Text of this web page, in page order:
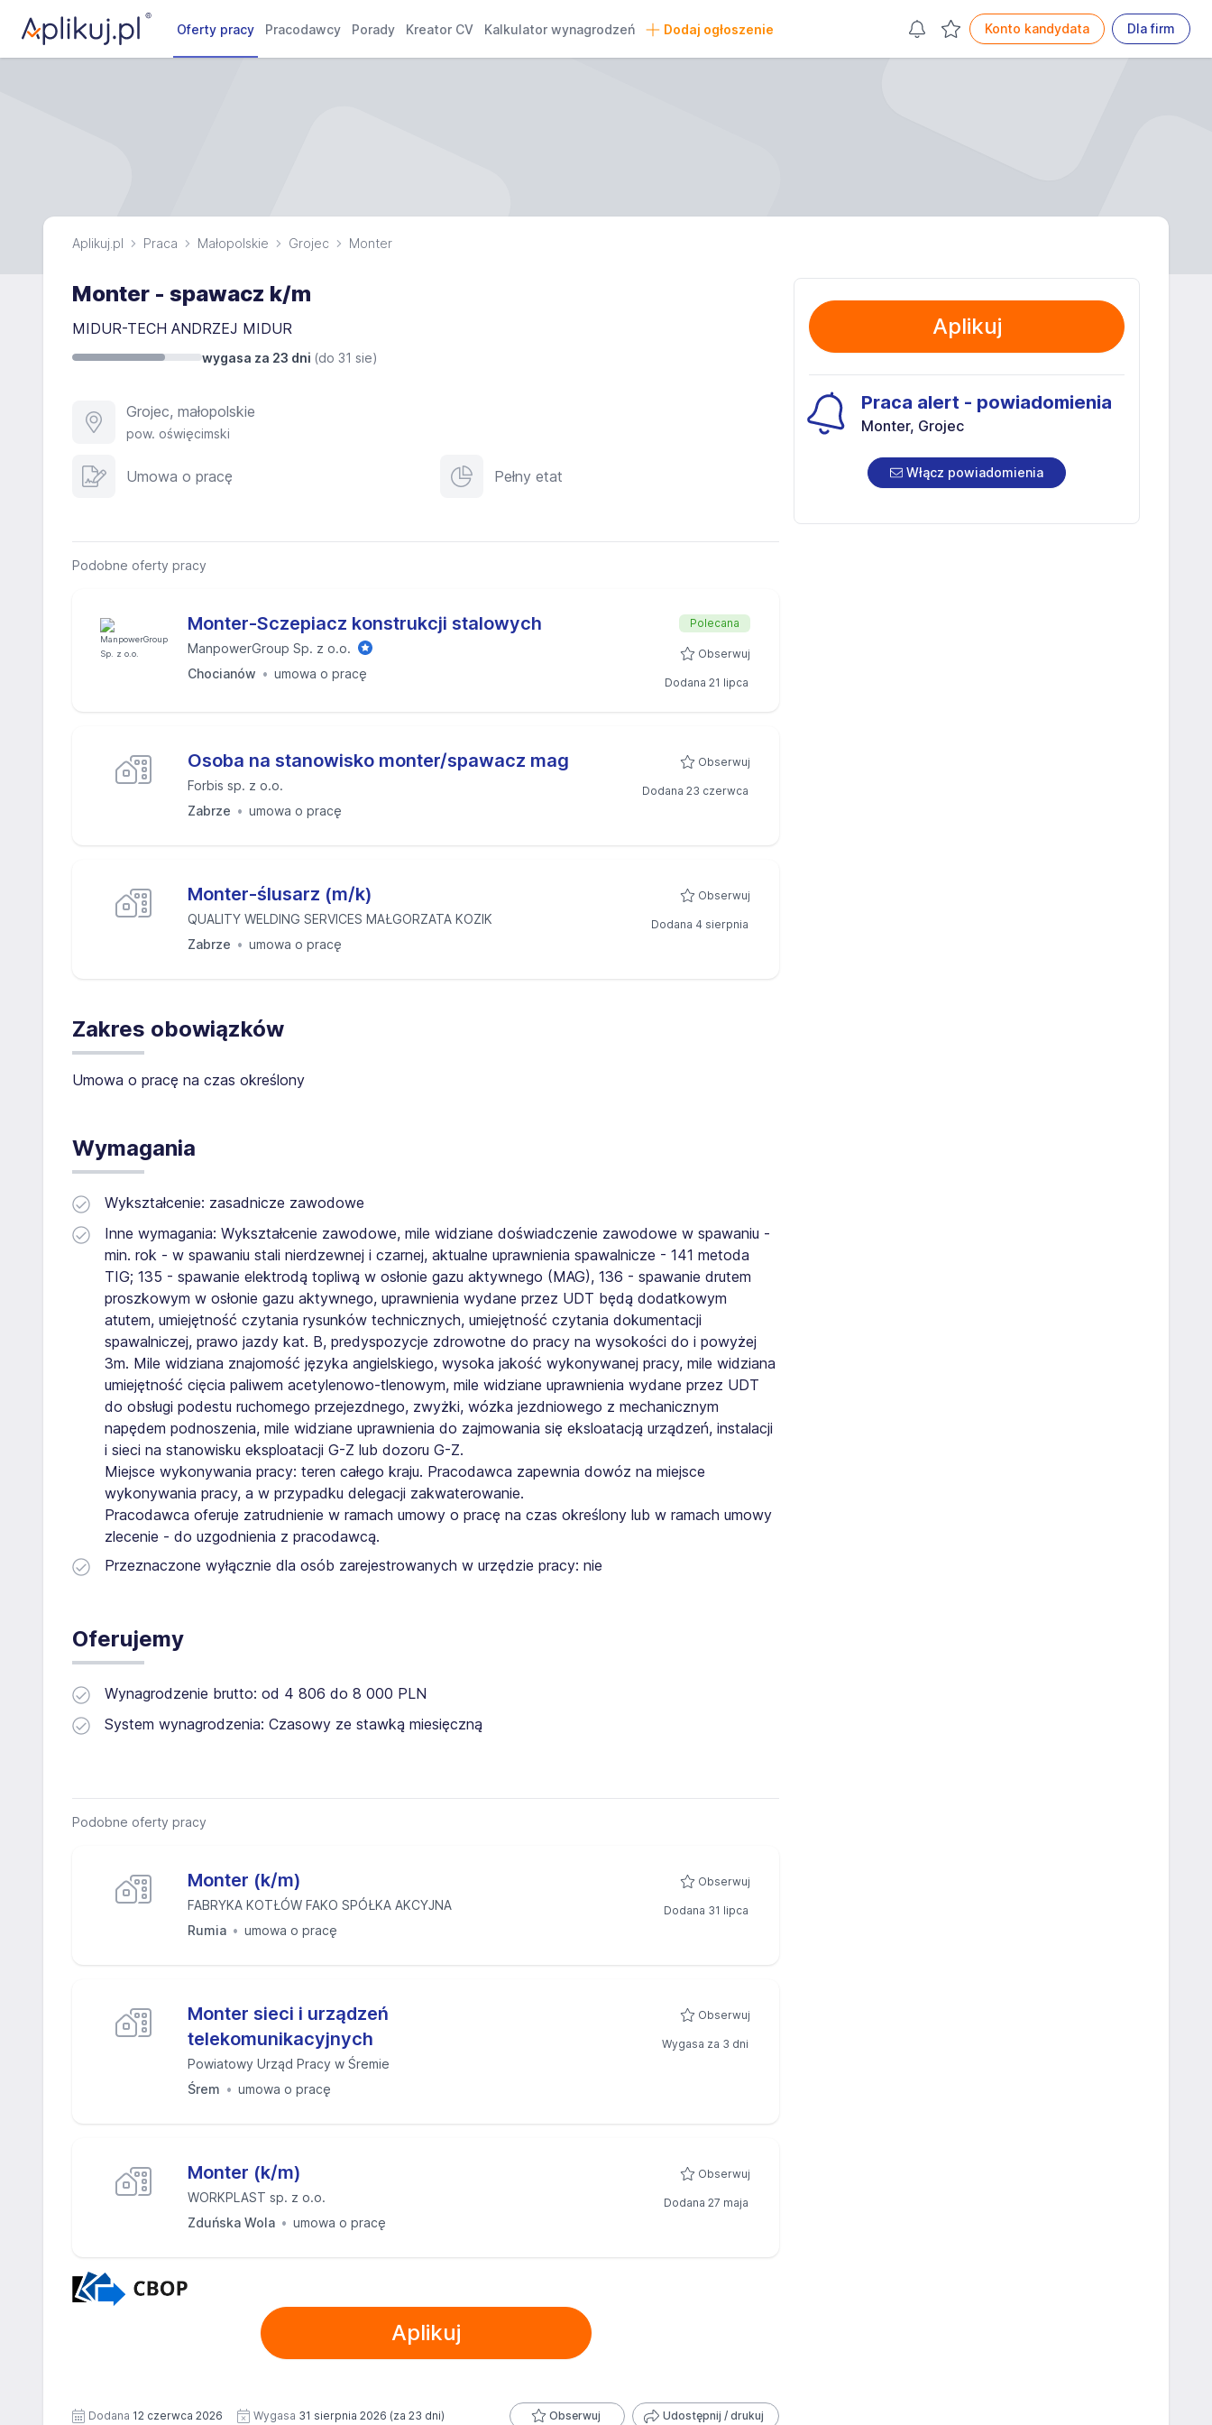
Oferty pracy Pracodawcy Porady Kreator CV Kalkulator wynagrodzeń Dodaj ogłoszenie Konto kandydata Dla firm
Aplikuj.pl Praca Małopolskie Grojec Monter
Monter - spawacz k/m
MIDUR-TECH ANDRZEJ MIDUR
wygasa za 23 dni (do 31 sie)
Grojec, małopolskie
pow. oświęcimski
Umowa o pracę Pełny etat
Podobne oferty pracy
Monter-Sczepiacz konstrukcji stalowych
ManpowerGroup Sp. z o.o.
Chocianów
umowa o pracę
Polecana
Obserwuj
Dodana 21 lipca
Osoba na stanowisko monter/spawacz mag
Forbis sp. z o.o.
Zabrze
umowa o pracę
Obserwuj
Dodana 23 czerwca
Monter-ślusarz (m/k)
QUALITY WELDING SERVICES MAŁGORZATA KOZIK
Zabrze
umowa o pracę
Obserwuj
Dodana 4 sierpnia
Zakres obowiązków
Umowa o pracę na czas określony
Wymagania
Wykształcenie: zasadnicze zawodowe
Inne wymagania: Wykształcenie zawodowe, mile widziane doświadczenie zawodowe w spawaniu -
min. rok - w spawaniu stali nierdzewnej i czarnej, aktualne uprawnienia spawalnicze - 141 metoda
TIG; 135 - spawanie elektrodą topliwą w osłonie gazu aktywnego (MAG), 136 - spawanie drutem
proszkowym w osłonie gazu aktywnego, uprawnienia wydane przez UDT będą dodatkowym
atutem, umiejętność czytania rysunków technicznych, umiejętność czytania dokumentacji
spawalniczej, prawo jazdy kat. B, predyspozycje zdrowotne do pracy na wysokości do i powyżej
3m. Mile widziana znajomość języka angielskiego, wysoka jakość wykonywanej pracy, mile widziana
umiejętność cięcia paliwem acetylenowo-tlenowym, mile widziane uprawnienia wydane przez UDT
do obsługi podestu ruchomego przejezdnego, zwyżki, wózka jezdniowego z mechanicznym
napędem podnoszenia, mile widziane uprawnienia do zajmowania się eksloatacją urządzeń, instalacji
i sieci na stanowisku eksploatacji G-Z lub dozoru G-Z.
Miejsce wykonywania pracy: teren całego kraju. Pracodawca zapewnia dowóz na miejsce
wykonywania pracy, a w przypadku delegacji zakwaterowanie.
Pracodawca oferuje zatrudnienie w ramach umowy o pracę na czas określony lub w ramach umowy
zlecenie - do uzgodnienia z pracodawcą.
Przeznaczone wyłącznie dla osób zarejestrowanych w urzędzie pracy: nie
Oferujemy
Wynagrodzenie brutto: od 4 806 do 8 000 PLN
System wynagrodzenia: Czasowy ze stawką miesięczną
Podobne oferty pracy
Monter (k/m)
FABRYKA KOTŁÓW FAKO SPÓŁKA AKCYJNA
Rumia
umowa o pracę
Obserwuj
Dodana 31 lipca
Monter sieci i urządzeń
telekomunikacyjnych
Powiatowy Urząd Pracy w Śremie
Śrem
umowa o pracę
Obserwuj
Wygasa za 3 dni
Monter (k/m)
WORKPLAST sp. z o.o.
Zduńska Wola
umowa o pracę
Obserwuj
Dodana 27 maja
Aplikuj
Dodana 12 czerwca 2026 Wygasa 31 sierpnia 2026 (za 23 dni) Obserwuj Udostępnij / drukuj
Aplikuj
Praca alert - powiadomienia
Monter, Grojec
Włącz powiadomienia